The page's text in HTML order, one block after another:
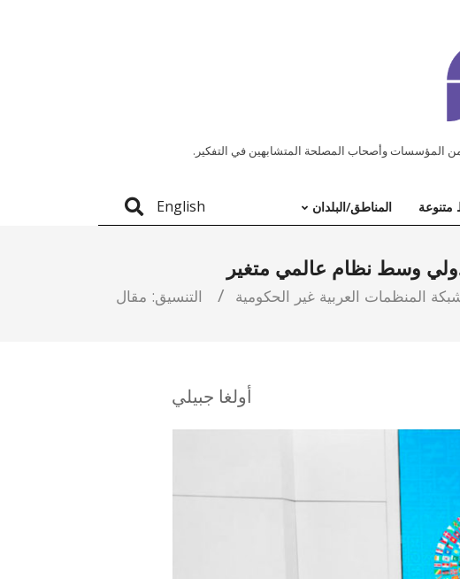
المؤسسات وأصحاب المصلحة المتشابهين في التفكير.
المناطق/البلدان English
وسط نظام عالمي متغير
المنظمات العربية غير الحكومية التنسيق: مقال
أولغا جبيلي